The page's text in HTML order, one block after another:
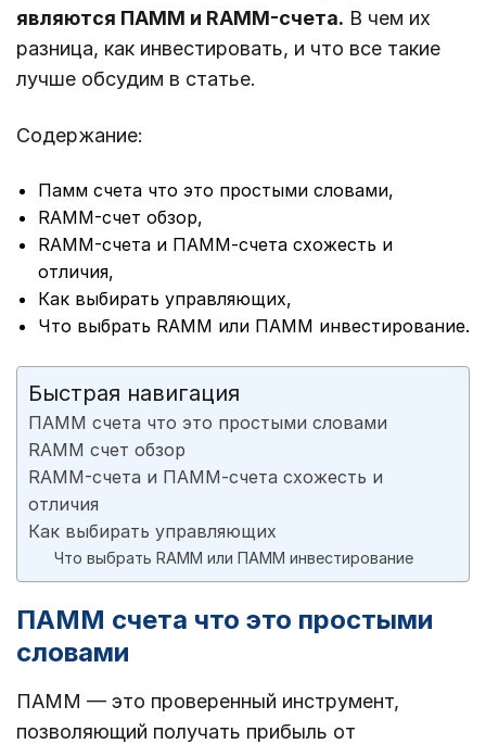
являются ПАММ и RAMM-счета. В чем их
разница, как инвестировать, и что все такие
лучше обсудим в статье.
Содержание:
Памм счета что это простыми словами,
RAMM-счет обзор,
RAMM-счета и ПАММ-счета схожесть и
отличия,
Как выбирать управляющих,
Что выбрать RAMM или ПАММ инвестирование.
Быстрая навигация
ПАММ счета что это простыми словами
RAMM счет обзор
RAMM-счета и ПАММ-счета схожесть и
отличия
Как выбирать управляющих
Что выбрать RAMM или ПАММ инвестирование
ПАММ счета что это простыми
словами
ПАММ — это проверенный инструмент,
позволяющий получать прибыль от